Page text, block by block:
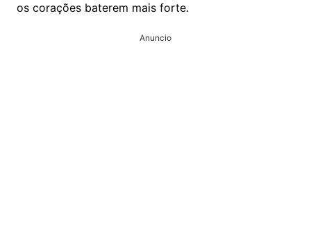
os corações baterem mais forte.
Anuncio